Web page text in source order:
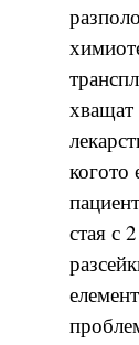
хващат
когото
стая с